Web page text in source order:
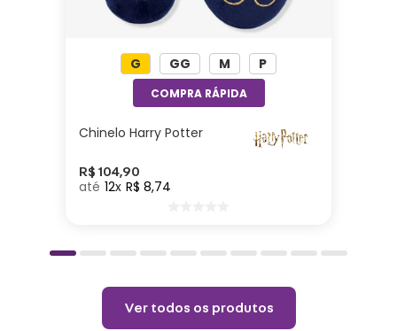
FIBRA SILICONADA (100% POLIÉSTER)
Comprimento X Largura X Altura
M: 26 X 10 X 10Chinelo Harry Potter
R$ 104,90
12 R$ 8,74
G GG M P
Ver todos os produtos